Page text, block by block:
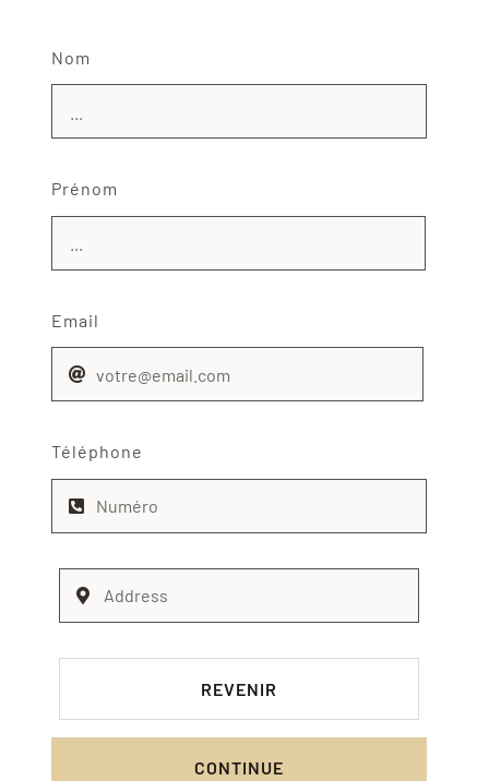
Nom
Prénom
Email
Téléphone
REVENIR
CONTINUE